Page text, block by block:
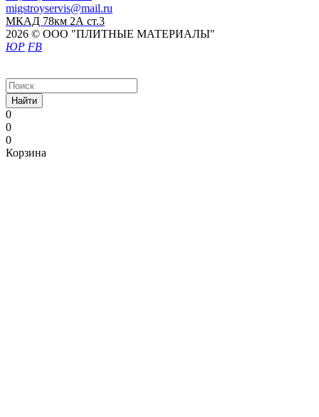
migstroyservis@mail.ru
МКАД 78км 2А ст.3
2026 © ООО "ПЛИТНЫЕ МАТЕРИАЛЫ"
ЮР FB
Найти
0
0
0
Корзина